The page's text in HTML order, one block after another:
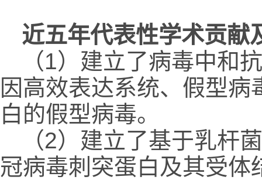
近五年代表性学术贡献
（1）建立了病毒中和
因高效表达系统、假型
白的假型病毒。
（2）建立了基于乳杆
冠病毒刺突蛋白及其受